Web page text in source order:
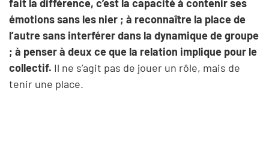
fait la différence, c’est la capacité à contenir ses
émotions sans les nier ; à reconnaître la place de
l’autre sans interférer dans la dynamique de groupe
; à penser à deux ce que la relation implique pour le
collectif. Il ne s’agit pas de jouer un rôle, mais de
tenir une place.